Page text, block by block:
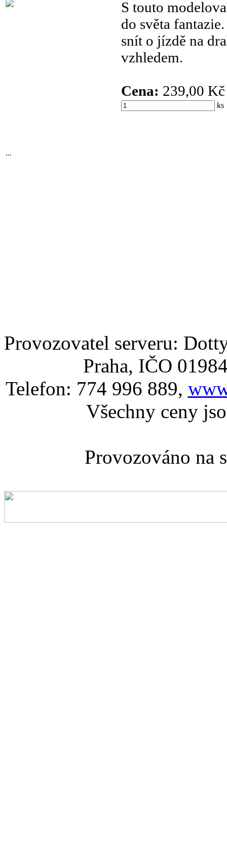
S touto
do světa
snít o jízdě na
vzhledem.
Cena: 239,00 Kč
...
Provozovatel serveru:
Praha, IČO
Telefon: 774 996 889,
Všechny ceny
Provozováno na